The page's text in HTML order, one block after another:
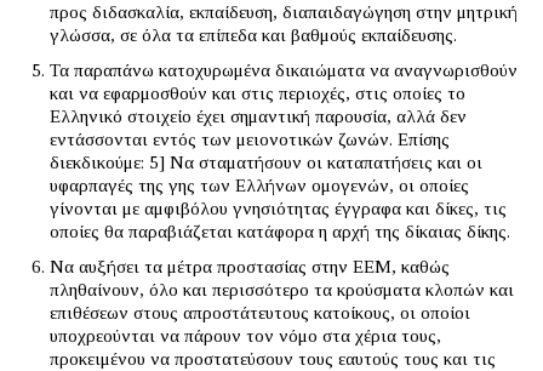
προς διδασκαλία, εκπαίδευση, διαπαιδαγώγηση στην μητρική
γλώσσα, σε όλα τα επίπεδα και βαθμούς εκπαίδευσης.
Τα παραπάνω κατοχυρωμένα δικαιώματα να αναγνωρισθούν
και να εφαρμοσθούν και στις περιοχές, στις οποίες το
Ελληνικό στοιχείο έχει σημαντική παρουσία, αλλά δεν
εντάσσονται εντός των μειονοτικών ζωνών. Επίσης
διεκδικούμε: 5] Να σταματήσουν οι καταπατήσεις και οι
υφαρπαγές της γης των Ελλήνων ομογενών, οι οποίες
γίνονται με αμφιβόλου γνησιότητας έγγραφα και δίκες, τις
οποίες θα παραβιάζεται κατάφορα η αρχή της δίκαιας δίκης.
Να αυξήσει τα μέτρα προστασίας στην ΕΕΜ, καθώς
πληθαίνουν, όλο και περισσότερο τα κρούσματα κλοπών και
επιθέσεων στους απροστάτευτους κατοίκους, οι οποίοι
υποχρεούνται να πάρουν τον νόμο στα χέρια τους,
προκειμένου να προστατεύσουν τους εαυτούς τους και τις